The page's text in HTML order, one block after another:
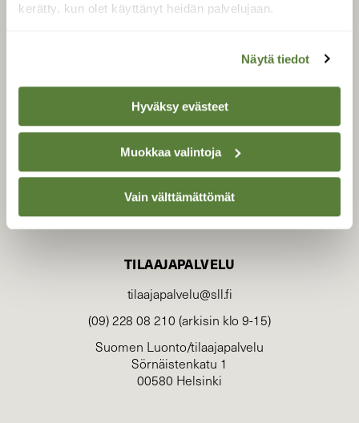
kerätty, kun olet käyttänyt heidän palvelujaan.
Näytä tiedot
Hyväksy evästeet
Muokkaa valintoja
Vain välttämättömät
Suomen Luonto -lehden
luonnonsuojelu­liitto.
TILAAJAPALVELU
tilaajapalvelu@sll.fi
(09) 228 08 210 (arkisin klo 9-15)
Suomen Luonto/tilaajapalvelu
Sörnäistenkatu 1
00580 Helsinki